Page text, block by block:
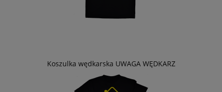
Koszulka wędkarska UWAGA WĘDKARZ